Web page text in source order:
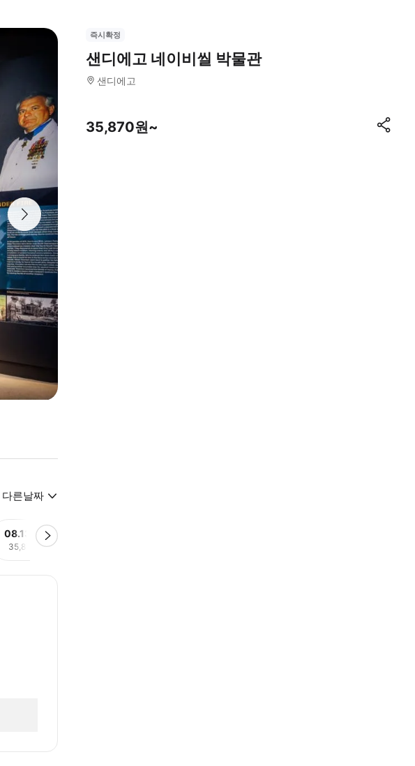
다른날짜
08.13(목)
35,870원
즉시확정
샌디에고 네이비씰 박물관
샌디에고
35,870원~